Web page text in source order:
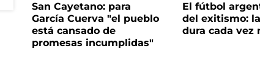
San Cayetano: para
García Cuerva "el pueblo
está cansado de
promesas incumplidas"
El fútbol
del exitismo:
dura cada vez